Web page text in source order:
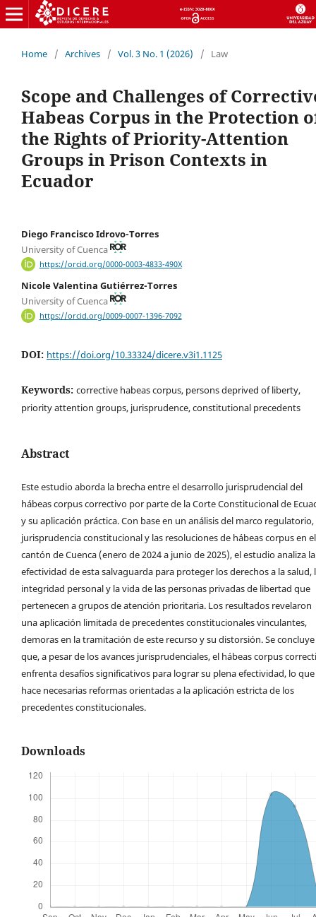
Home / Archives / Vol. 3 No. 1 (2026) / Law
Scope and Challenges of
Habeas Corpus in the Protection
the Rights of Priority-Attention
Groups in Prison Contexts in
Ecuador
Diego Francisco Idrovo-Torres
University of Cuenca
https://orcid.org/0000-0003-4833-490X
Nicole Valentina Gutiérrez-Torres
University of Cuenca
https://orcid.org/0009-0007-1396-7092
DOI: https://doi.org/10.33324/dicere.v3i1.1125
Keywords: corrective habeas corpus, persons deprived of liberty,
priority attention groups, jurisprudence, constitutional precedents
Abstract
Este estudio aborda la brecha entre el desarrollo jurisprudencial del
hábeas corpus correctivo por parte de la Corte Constitucional de
y su aplicación práctica. Con base en un análisis del marco regulatorio,
jurisprudencia constitucional y las resoluciones de hábeas corpus en el
cantón de Cuenca (enero de 2024 a junio de 2025), el estudio analiza la
efectividad de esta salvaguarda para proteger los derechos a la salud,
integridad personal y la vida de las personas privadas de libertad que
pertenecen a grupos de atención prioritaria. Los resultados revelaron
una aplicación limitada de precedentes constitucionales vinculantes,
demoras en la tramitación de este recurso y su distorsión. Se concluye
que, a pesar de los avances jurisprudenciales, el hábeas corpus
enfrenta desafíos significativos para lograr su plena efectividad, lo que
hace necesarias reformas orientadas a la aplicación estricta de los
precedentes constitucionales.
Downloads